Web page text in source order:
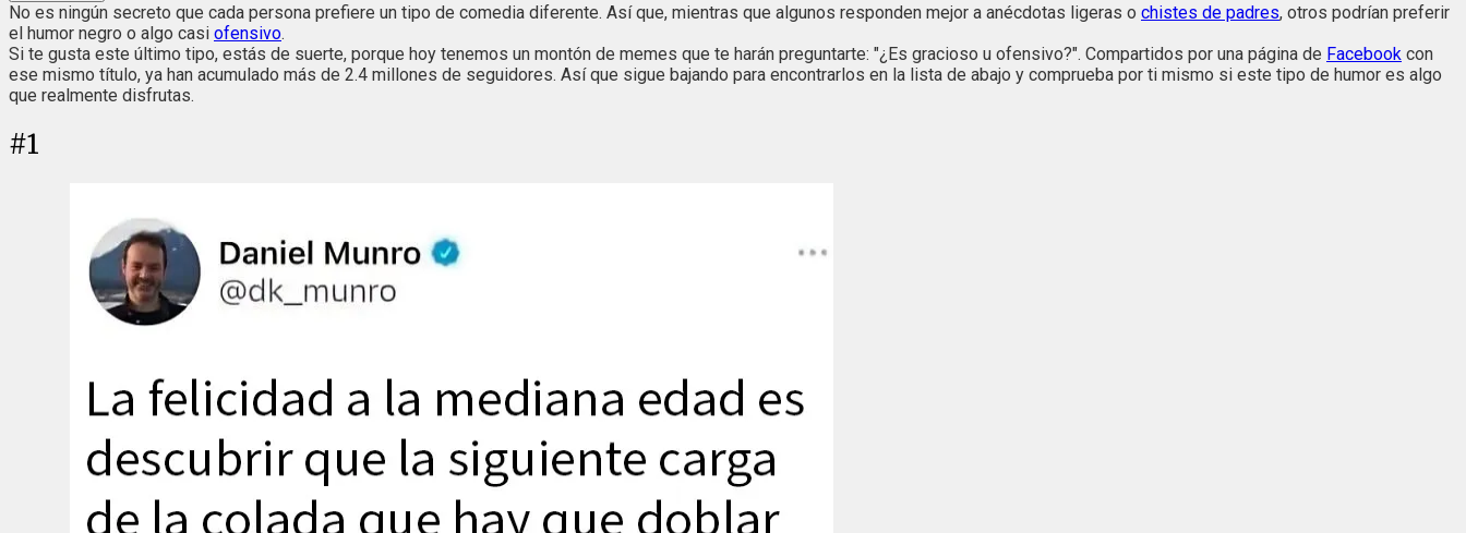
No es ningún secreto que cada persona prefiere un tipo de comedia diferente. Así que, mientras que algunos responden mejor a anécdotas ligeras o chistes de padres, otros podrían preferir
el humor negro o algo casi ofensivo.
Si te gusta este último tipo, estás de suerte, porque hoy tenemos un montón de memes que te harán preguntarte: "¿Es gracioso u ofensivo?". Compartidos por una página de Facebook con
ese mismo título, ya han acumulado más de 2.4 millones de seguidores. Así que sigue bajando para encontrarlos en la lista de abajo y comprueba por ti mismo si este tipo de humor es algo
que realmente disfrutas.
#1